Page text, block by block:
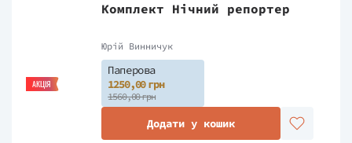
АКЦІЯ
Комплект Нічний репортер
Юрій Винничук
Паперова
1250,00 грн
1560,00 грн
Додати у кошик